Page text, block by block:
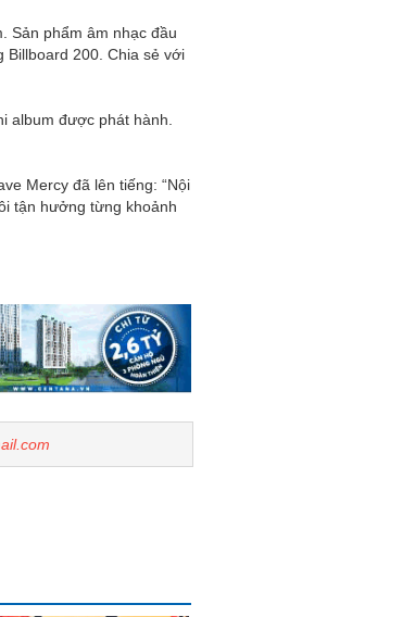
Sản phẩm âm nhạc đầu
Billboard 200. Chia sẻ với
album được phát hành.
Mercy đã lên tiếng: “Nội
tận hưởng từng khoảnh